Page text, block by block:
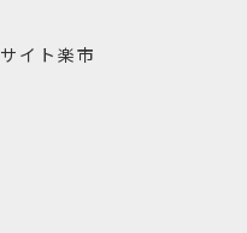
サイト楽市